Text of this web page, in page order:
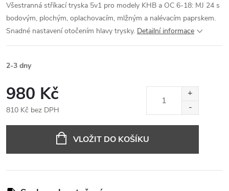
Všestranná stříkací tryska 5v1 pro modely KHB a OC 6-18: MJ 24 s
bodovým, plochým, oplachovacím, mlžným a nalévacím paprskem.
Snadné nastavení otočením hlavy trysky. Detailní informace
2-3 dny
980 Kč
810 Kč bez DPH
VLOŽIT DO KOŠÍKU